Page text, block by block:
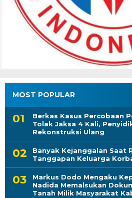
MOST POPULAR
Berkas Kasus Percobaan
Tolak Jaksa 4 Kali,
Rekonstruksi Ulang
Banyak Kejanggalan Saat
Tanggapan Keluarga
Markus Dodo Mengaku
Nadida Memalsukan
Tanah Milik Masyarakat